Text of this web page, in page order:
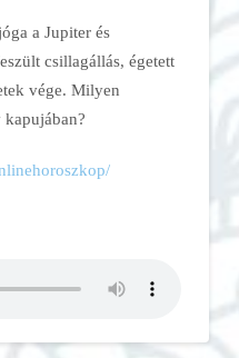
a Jupiter és
csillagállás, égetett
vége. Milyen